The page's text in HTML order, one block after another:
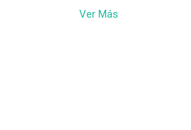
Ver Más